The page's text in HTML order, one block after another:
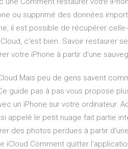
ou supprimé des données
il est possible de récupérer
c’est bien. Savoir restaurer
votre iPhone à partir d'une
Mais peu de gens savent
guide pas à pas vous propose
un iPhone sur votre ordinateur.
appelé le petit nuage fait partie
des photos perdues à partir
iCloud Comment quitter